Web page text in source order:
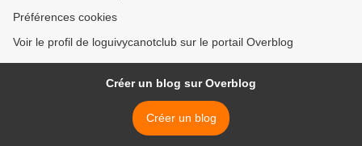
Préférences cookies
Voir le profil de loguivycanotclub sur le portail Overblog
Créer un blog sur Overblog
Créer un blog